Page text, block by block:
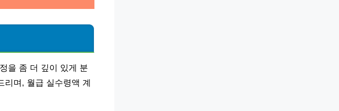
을 좀 더 깊이 있게 분
리며, 월급 실수령액 계